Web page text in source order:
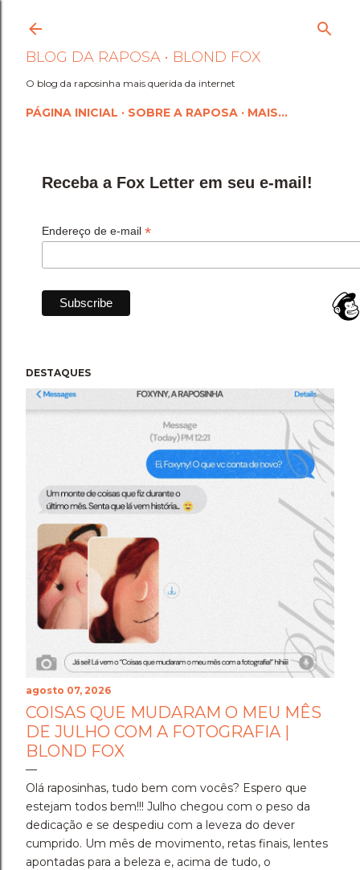
Pular para o conteúdo
BLOG DA RAPOSA • BLOND FOX
O blog da raposinha mais querida da internet
PÁGINA INICIAL SOBRE A RAPOSA MAIS…
Receba a Fox Letter em seu e-mail!
Endereço de e-mail *
DESTAQUES
agosto 07, 2026
COISAS QUE MUDARAM O MEU MÊS
DE JULHO COM A FOTOGRAFIA |
BLOND FOX
Olá raposinhas, tudo bem com vocês? Espero que
estejam todos bem!!! Julho chegou com o peso da
dedicação e se despediu com a leveza do dever
cumprido. Um mês de movimento, retas finais, lentes
apontadas para a beleza e, acima de tudo, o